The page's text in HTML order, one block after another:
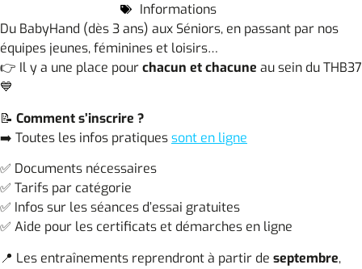
Informations
Du BabyHand (dès 3 ans) aux Séniors, en passant par nos
équipes jeunes, féminines et loisirs…
👉 Il y a une place pourchacun et chacune au sein du THB37
💙
📝 Comment s’inscrire ?
➡️ Toutes les infos pratiquessont en ligne
✅ Documents nécessaires
✅ Tarifs par catégorie
✅ Infos sur les séances d’essai gratuites
✅ Aide pour les certificats et démarches en ligne
📍 Les entraînements reprendront à partir de septembre,